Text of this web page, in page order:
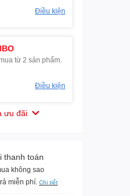
Điều kiện
từ 2 sản phẩm.
Điều kiện
ưu đãi
thanh toán
không sao
miễn phí. Chi tiết